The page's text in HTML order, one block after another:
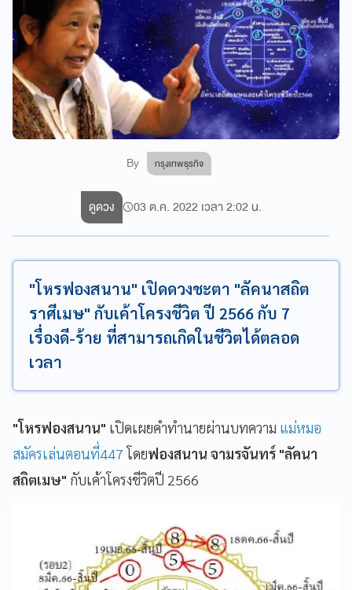
By กรุงเทพธุรกิจ
ดูดวง 03 ต.ค. 2022 เวลา 2:02 น.
"โหรฟองสนาน" เปิดดวงชะตา "ลัคนาสถิต
ราศีเมษ" กับเค้าโครงชีวิต ปี 2566 กับ 7
เรื่องดี-ร้าย ที่สามารถเกิดในชีวิตได้ตลอด
เวลา
"โหรฟองสนาน" เปิดเผยคำทำนายผ่านบทความ แม่หมอ
สมัครเล่นตอนที่447โดยฟองสนาน จามรจันทร์ "ลัคนา
สถิตเมษ" กับเค้าโครงชีวิตปี 2566